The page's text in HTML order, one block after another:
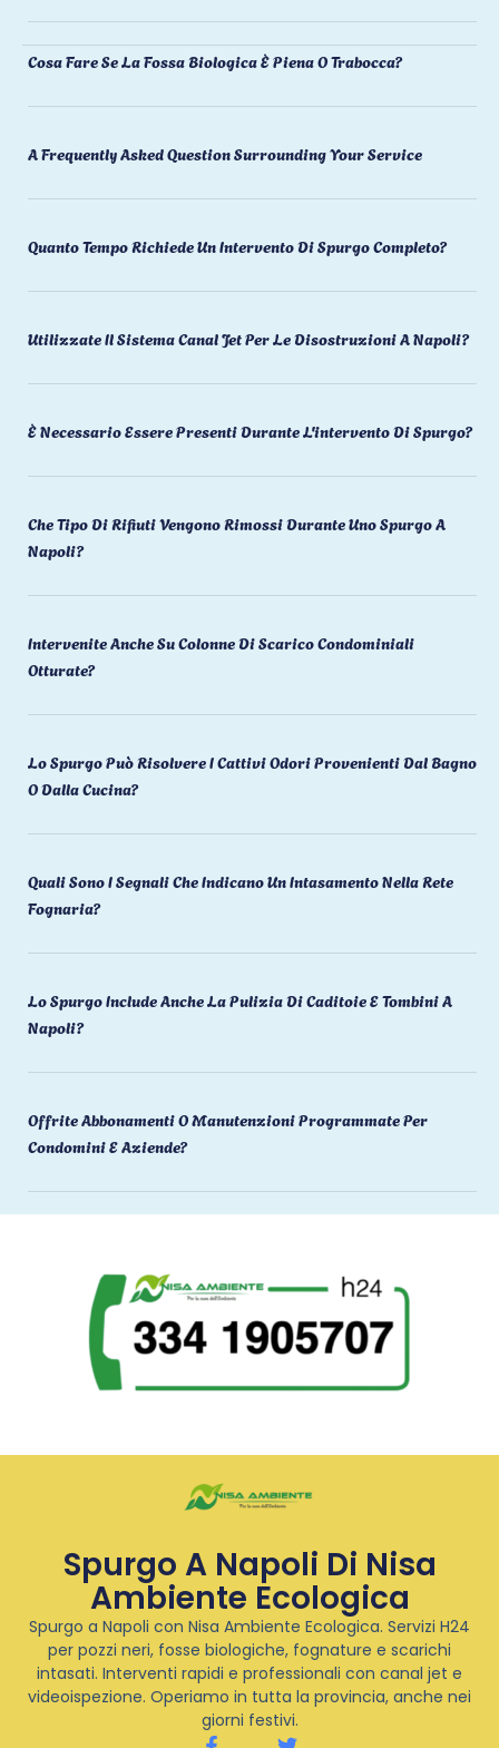
Cosa Fare Se La Fossa Biologica È Piena O Trabocca?
A Frequently Asked Question Surrounding Your Service
Quanto Tempo Richiede Un Intervento Di Spurgo Completo?
Utilizzate Il Sistema Canal Jet Per Le Disostruzioni A Napoli?
È Necessario Essere Presenti Durante L'intervento Di Spurgo?
Che Tipo Di Rifiuti Vengono Rimossi Durante Uno Spurgo A
Napoli?
Intervenite Anche Su Colonne Di Scarico Condominiali
Otturate?
Lo Spurgo Può Risolvere I Cattivi Odori Provenienti Dal Bagno
O Dalla Cucina?
Quali Sono I Segnali Che Indicano Un Intasamento Nella Rete
Fognaria?
Lo Spurgo Include Anche La Pulizia Di Caditoie E Tombini A
Napoli?
Offrite Abbonamenti O Manutenzioni Programmate Per
Condomini E Aziende?
Spurgo A Napoli Di Nisa
Ambiente Ecologica
Spurgo a Napoli con Nisa Ambiente Ecologica. Servizi H24
per pozzi neri, fosse biologiche, fognature e scarichi
intasati. Interventi rapidi e professionali con canal jet e
videoispezione. Operiamo in tutta la provincia, anche nei
giorni festivi.